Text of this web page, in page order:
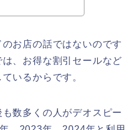
お店の話ではないのです
、お得な割引セールなど
いるからです。
数多くの人がデオスピー